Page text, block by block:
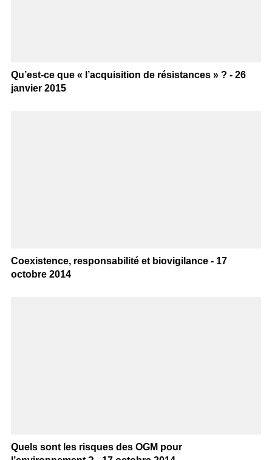
Qu’est-ce que « l’acquisition de résistances » ? - 26
janvier 2015
Coexistence, responsabilité et biovigilance - 17
octobre 2014
Quels sont les risques des OGM pour